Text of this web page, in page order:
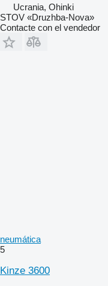
Ucrania, Ohinki
STOV «Druzhba-Nova»
Contacte con el vendedor
neumática
5
Kinze 3600